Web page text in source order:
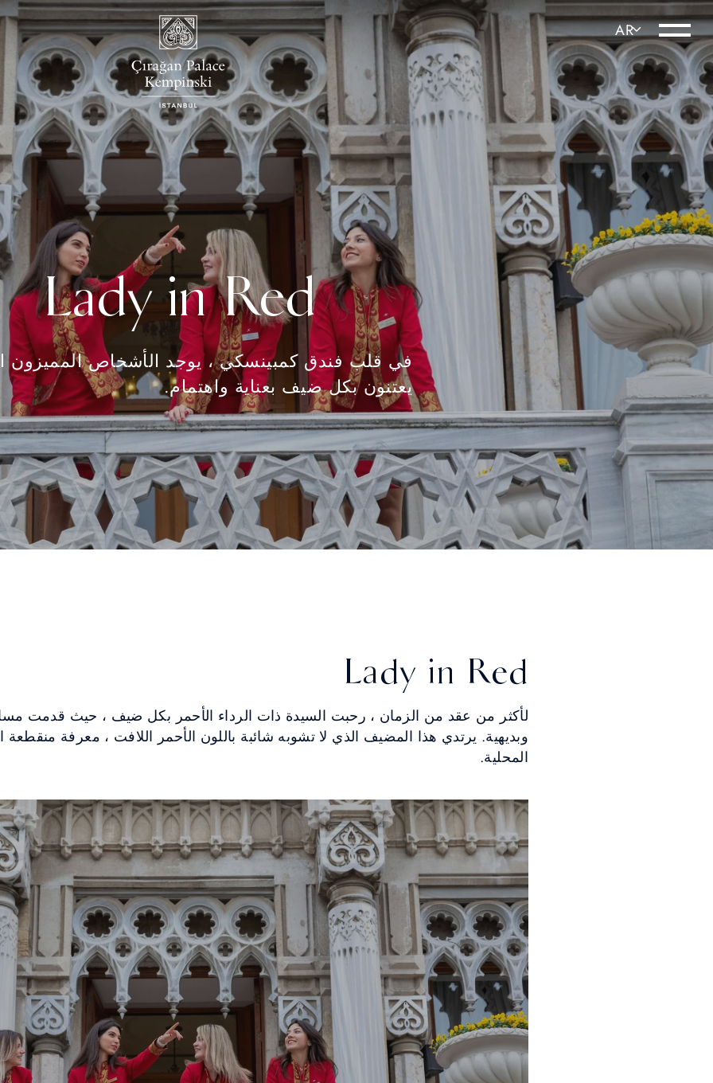
Lady in Red
في قلب فندق كمبينسكي ، يوجد الأشخاص المميزون
يعتنون بكل ضيف بعناية واهتمام.
Lady in Red
لأكثر من عقد من الزمان ، رحبت السيدة ذات الرداء الأحمر بكل ضيف ، حيث قدمت
وبديهية. يرتدي هذا المضيف الذي لا تشوبه شائبة باللون الأحمر اللافت ، معرفة منقطعة
المحلية.